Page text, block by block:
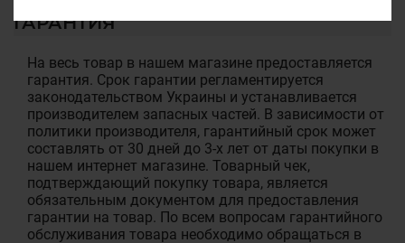
ГАРАНТИЯ
На весь товар в нашем магазине предоставляется
гарантия. Срок гарантии регламентируется
законодательством Украины и устанавливается
производителем запасных частей. В зависимости от
политики производителя, гарантийный срок может
составлять от 30 дней до 3-х лет от даты покупки в
нашем интернет магазине. Товарный чек,
подтверждающий покупку товара, является
обязательным документом для предоставления
гарантии на товар. По всем вопросам гарантийного
обслуживания товара необходимо обращаться в